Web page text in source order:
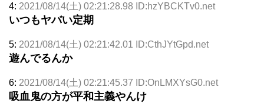
4: 2021/08/14(土) 02:21:28.98 ID:hzYBCKTv0.net
いつもヤバい定期
5: 2021/08/14(土) 02:21:42.01 ID:CthJYtGpd.net
遊んでるんか
6: 2021/08/14(土) 02:21:45.37 ID:OnLMXYsG0.net
吸血鬼の方が平和主義やんけ